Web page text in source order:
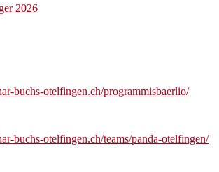
2026
buchs-otelfingen.ch/programmisbaerlio/
buchs-otelfingen.ch/teams/panda-otelfingen/